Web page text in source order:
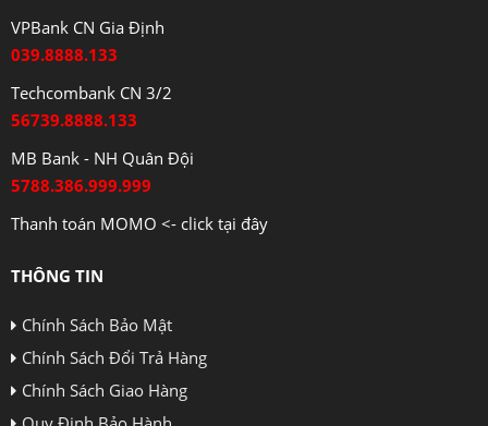
VPBank CN Gia Định
039.8888.133
Techcombank CN 3/2
56739.8888.133
MB Bank - NH Quân Đội
5788.386.999.999
Thanh toán MOMO <- click tại đây
THÔNG TIN
Chính Sách Bảo Mật
Chính Sách Đổi Trả Hàng
Chính Sách Giao Hàng